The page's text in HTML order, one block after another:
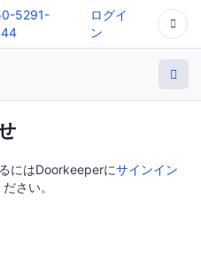
5291-
ログイ
ン
にはDoorkeeperにサインイン
ださい。